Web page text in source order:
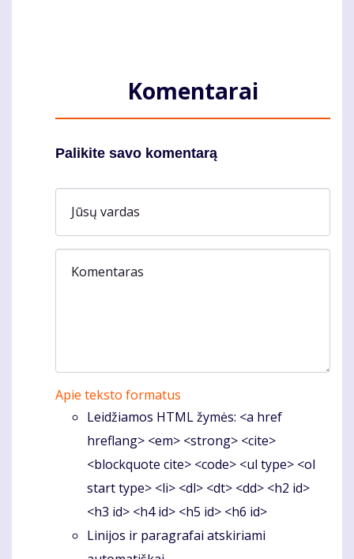
Komentarai
Palikite savo komentarą
Jūsų vardas
Komentaras
Apie teksto formatus
Leidžiamos HTML žymės: <a href
hreflang> <em> <strong> <cite>
<blockquote cite> <code> <ul type> <ol
start type> <li> <dl> <dt> <dd> <h2 id>
<h3 id> <h4 id> <h5 id> <h6 id>
Linijos ir paragrafai atskiriami